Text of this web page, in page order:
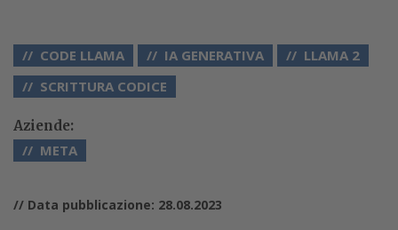
CODE LLAMA IA GENERATIVA
LLAMA 2
SCRITTURA CODICE
Aziende:
META
// Data pubblicazione: 28.08.2023